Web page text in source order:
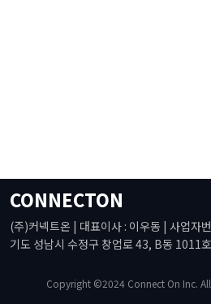
CONNECTON
(주)커넥트온 | 대표이사 : 이우동 | 사업자
기도 성남시 수정구 창업로 43, B동 1011호
Copyright ©2024 Connect On Inc.